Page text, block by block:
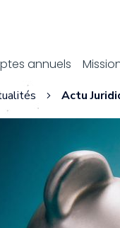
annuels
Actu